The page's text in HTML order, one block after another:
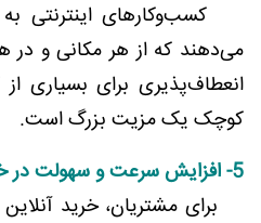
کسب‌وکارهای اینترنتی به
می‌دهند که از هر مکانی و در
انعطاف‌پذیری برای بسیاری
کوچک یک مزیت بزرگ است.
5- افزایش سرعت و سهولت در خرید
برای مشتریان، خرید آنلاین